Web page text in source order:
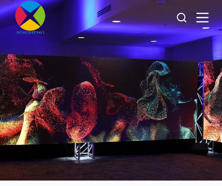
跳
过
内